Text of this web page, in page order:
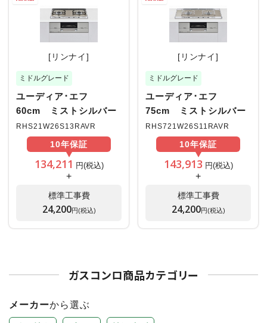
[リンナイ]
ミドルグレード
ユーディア･エフ
60cm ミストシルバー
RHS21W26S13RAVR
10年保証
134,211 円(税込)
+
標準工事費
24,200円(税込)
[リンナイ]
ミドルグレード
ユーディア･エフ
75cm ミストシルバー
RHS721W26S11RAVR
10年保証
143,913 円(税込)
+
標準工事費
24,200円(税込)
ガスコンロ商品カテゴリー
メーカーから選ぶ